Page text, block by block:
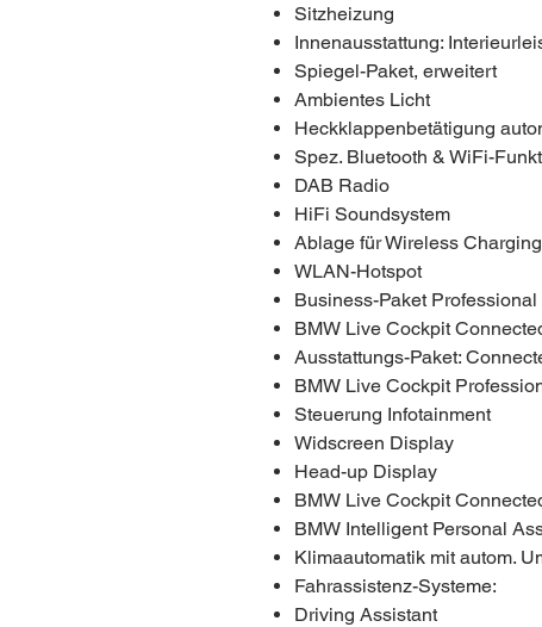
Sitzheizung
Innenausstattung:
Spiegel-Paket, erweitert
Ambientes Licht
Heckklappenbetätigung
Spez. Bluetooth & WiFi-
DAB Radio
HiFi Soundsystem
Ablage für Wireless Charging
WLAN-Hotspot
Business-Paket Professional
BMW Live Cockpit
Ausstattungs-Paket:
BMW Live Cockpit
Steuerung Infotainment
Widscreen Display
Head-up Display
BMW Live Cockpit
BMW Intelligent Personal
Klimaautomatik mit autom.
Fahrassistenz-Systeme:
Driving Assistant